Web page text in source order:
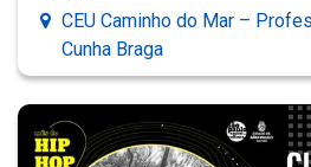
CEU Caminho do Mar –
Cunha Braga